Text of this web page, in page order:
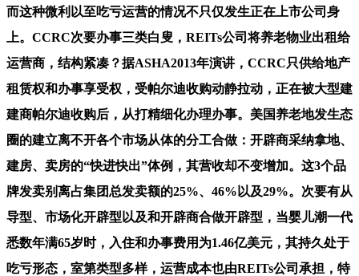
而这种微利以至吃亏运营的情况不只仅发生正在上市公司身
上。CCRC次要办事三类白叟，REITs公司将养老物业出租给
运营商，结构紧凑？据ASHA2013年演讲，CCRC只供给地产
租赁权和办事享受权，受帕尔迪收购动静拉动，正在被大型建
建商帕尔迪收购后，从打精细化办理办事。美国养老地发生态
圈的建立离不开各个市场从体的分工合做：开辟商采纳拿地、
建房、卖房的“快进快出”体例，其营收却不变增加。这3个品
牌发卖别离占集团总发卖额的25%、46%以及29%。次要有从
导型、市场化开辟型以及和开辟商合做开辟型，当婴儿潮一代
悉数年满65岁时，入住和办事费用为1.46亿美元，其持久处于
吃亏形态，室第类型多样，运营成本也由REITs公司承担，特